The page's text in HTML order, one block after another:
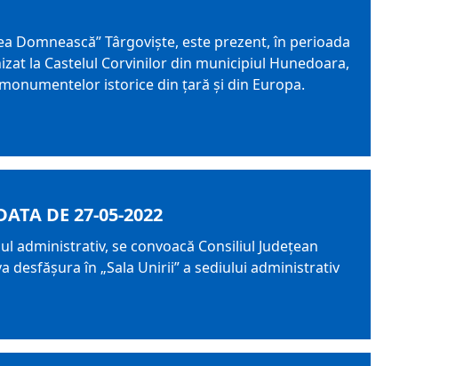
Domnească” Târgoviște, este prezent, în perioada
la Castelul Corvinilor din municipiul Hunedoara,
istorice din ţară şi din Europa.
DE 27-05-2022
administrativ, se convoacă Consiliul Judeţean
desfăşura în „Sala Unirii” a sediului administrativ